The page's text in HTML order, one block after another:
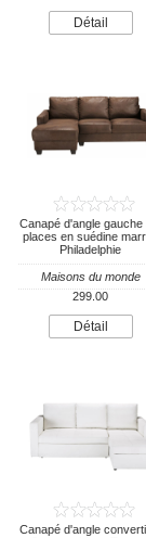
Détail
Canapé d'angle gauche
places en suédine
Philadelphie
Maisons du monde
299.00
Détail
Canapé d'angle